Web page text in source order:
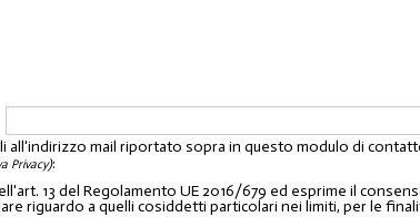
mail riportato sopra in questo modulo di
Privacy):
13 del Regolamento UE 2016/679 ed esprime il
riguardo a quelli cosiddetti particolari nei limiti, per le